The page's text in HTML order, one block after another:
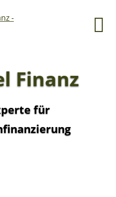
Finanz
für